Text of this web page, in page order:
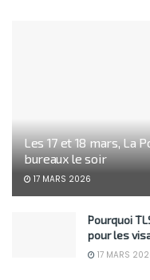
Les 17 et 18 mars, La
bureaux le soir
17 MARS 2026
Pourquoi
pour les
17 MARS